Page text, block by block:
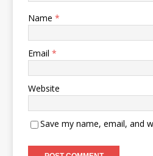
Name *
Email *
Website
Save my name, email, and